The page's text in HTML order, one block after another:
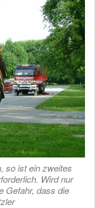
so ist ein zweites
Wird nur
Gefahr, dass die